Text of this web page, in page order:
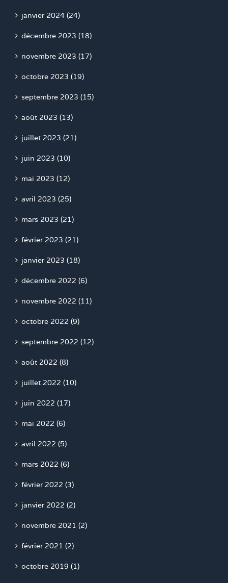
janvier 2024 (24)
décembre 2023 (18)
novembre 2023 (17)
octobre 2023 (19)
septembre 2023 (15)
août 2023 (13)
juillet 2023 (21)
juin 2023 (10)
mai 2023 (12)
avril 2023 (25)
mars 2023 (21)
février 2023 (21)
janvier 2023 (18)
décembre 2022 (6)
novembre 2022 (11)
octobre 2022 (9)
septembre 2022 (12)
août 2022 (8)
juillet 2022 (10)
juin 2022 (17)
mai 2022 (6)
avril 2022 (5)
mars 2022 (6)
février 2022 (3)
janvier 2022 (2)
novembre 2021 (2)
février 2021 (2)
octobre 2019 (1)